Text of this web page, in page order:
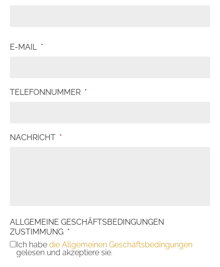
E-MAIL *
TELEFONNUMMER *
NACHRICHT *
ALLGEMEINE GESCHÄFTSBEDINGUNGEN
ZUSTIMMUNG *
Ich habe die Allgemeinen Geschäftsbedingungen
gelesen und akzeptiere sie.